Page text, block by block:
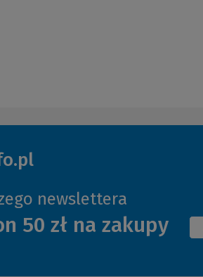
newslettera
50 zł na zakupy